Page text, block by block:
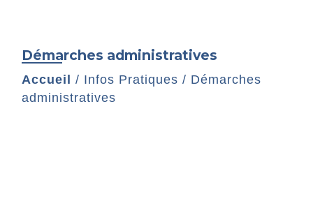
Démarches administratives
Accueil / Infos Pratiques / Démarches
administratives